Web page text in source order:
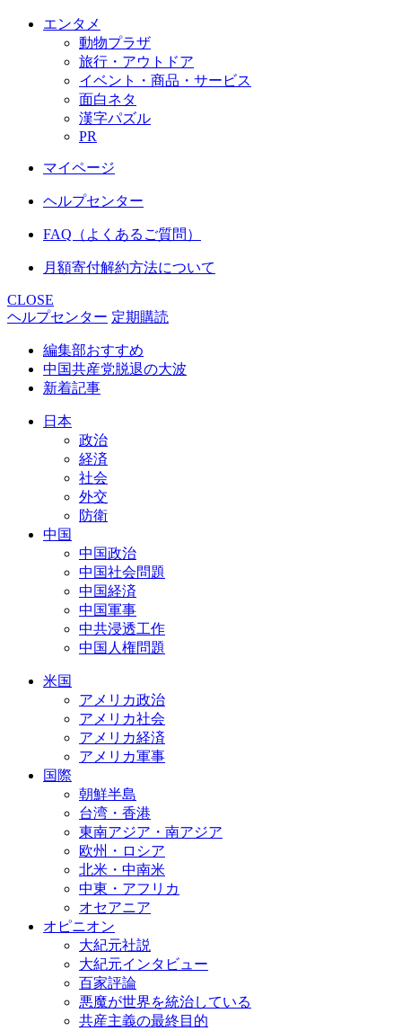
エンタメ
動物プラザ
旅行・アウトドア
イベント・商品・サービス
面白ネタ
漢字パズル
PR
マイページ
ヘルプセンター
FAQ（よくあるご質問）
月額寄付解約方法について
CLOSE
ヘルプセンター 定期購読
編集部おすすめ
中国共産党脱退の大波
新着記事
日本
政治
経済
社会
外交
防衛
中国
中国政治
中国社会問題
中国経済
中国軍事
中共浸透工作
中国人権問題
米国
アメリカ政治
アメリカ社会
アメリカ経済
アメリカ軍事
国際
朝鮮半島
台湾・香港
東南アジア・南アジア
欧州・ロシア
北米・中南米
中東・アフリカ
オセアニア
オピニオン
大紀元社説
大紀元インタビュー
百家評論
悪魔が世界を統治している
共産主義の最終目的